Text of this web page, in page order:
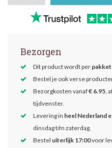
Bezorgen
Dit product wordt per pakket
Bestel je ook verse
Bezorgkosten vanaf€ 6.95,
tijdvenster.
Levering in heel Nederland
dinsdag t/m zaterdag.
Bestel uiterlijk 17:00voor